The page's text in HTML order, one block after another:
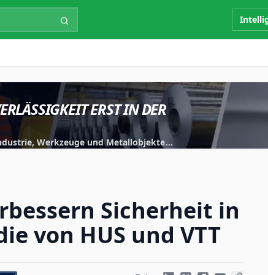
ERST IN DER
Werkzeuge und Metallobjekte
Sicherheit in
von HUS und VTT